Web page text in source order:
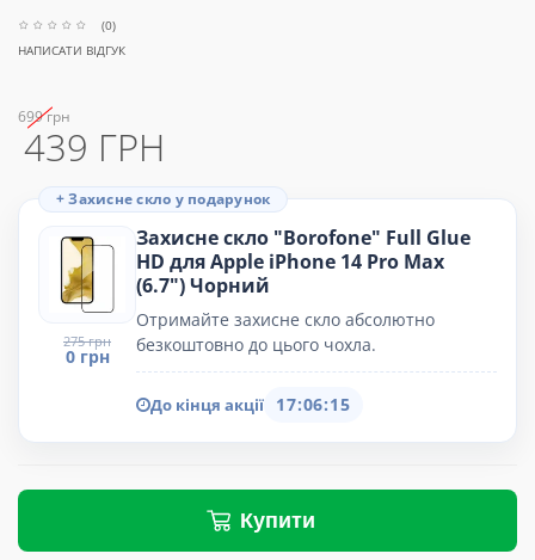
(0)
НАПИСАТИ ВІДГУК
699 грн
439 ГРН
+ Захисне скло у подарунок
275 грн
0 грн
Захисне скло "Borofone" Full Glue
HD для Apple iPhone 14 Pro Max
(6.7") Чорний
Отримайте захисне скло абсолютно
безкоштовно до цього чохла.
До кінця акції 17:06:15
Купити